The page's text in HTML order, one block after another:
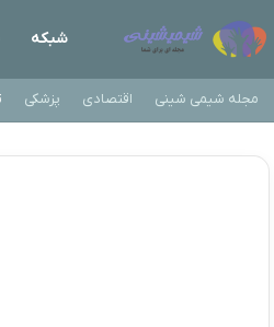
شبکه
مجله شیمی شینی اقتصادی پزشکی